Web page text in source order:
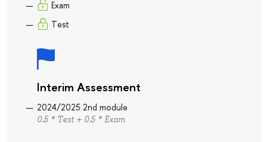
Exam
Тest
Interim Assessment
2024/2025 2nd module
0.5 * Тest + 0.5 * Exam